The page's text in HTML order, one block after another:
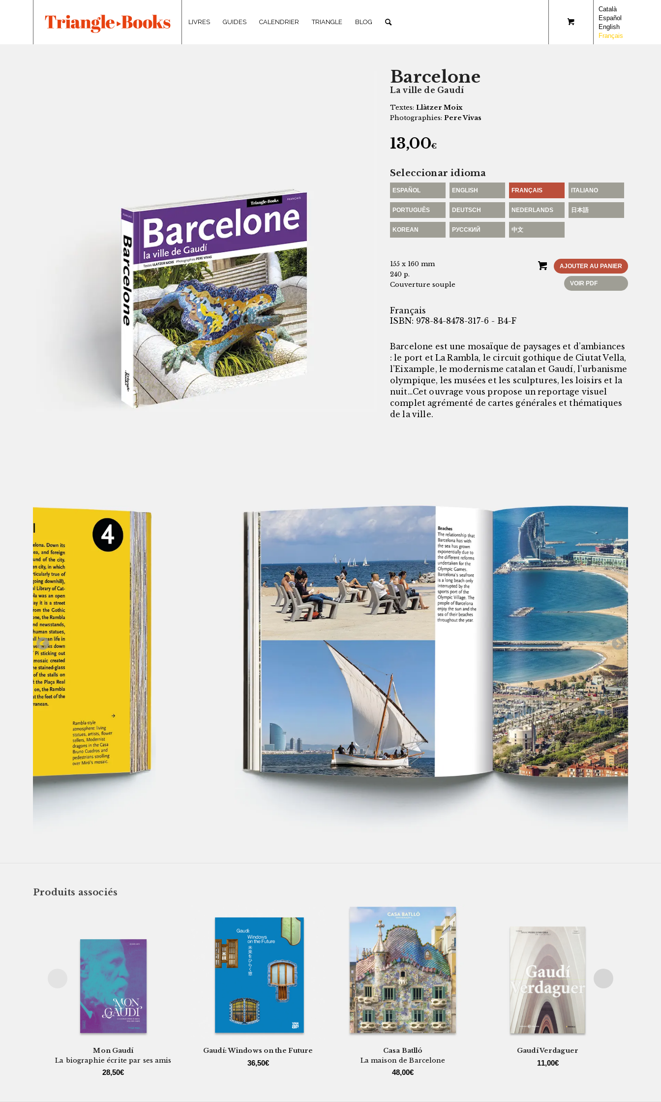
LIVRES GUIDES CALENDRIER TRIANGLE BLOG
Català
Español
English
Français
Barcelone
La ville de Gaudí
Textes: Llàtzer Moix
Photographies: Pere Vivas
13,00€
Seleccionar idioma
ESPAÑOL ENGLISH FRANÇAIS ITALIANO
PORTUGUÊS DEUTSCH NEDERLANDS 日本語
KOREAN РУССКИЙ 中文
155 x 160 mm
240 p.
Couverture souple
AJOUTER AU PANIER
VOIR PDF
Français
ISBN: 978-84-8478-317-6 - B4-F
Barcelone est une mosaïque de paysages et d’ambiances
: le port et La Rambla, le circuit gothique de Ciutat Vella,
l’Eixample, le modernisme catalan et Gaudí, l’urbanisme
olympique, les musées et les sculptures, les loisirs et la
nuit…Cet ouvrage vous propose un reportage visuel
complet agrémenté de cartes générales et thématiques
de la ville.
Produits associés
Mon Gaudí
La biographie écrite par ses amis
28,50€
Gaudí: Windows on the Future
36,50€
Casa Batlló
La maison de Barcelone
48,00€
Gaudí Verdaguer
11,00€